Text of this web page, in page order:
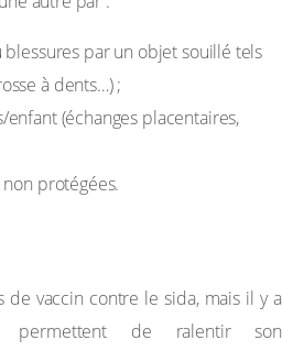
blessures par un objet souillé tels
à dents…) ;
(échanges placentaires,
protégées.
de vaccin contre le sida, mais il y a
permettent de ralentir son